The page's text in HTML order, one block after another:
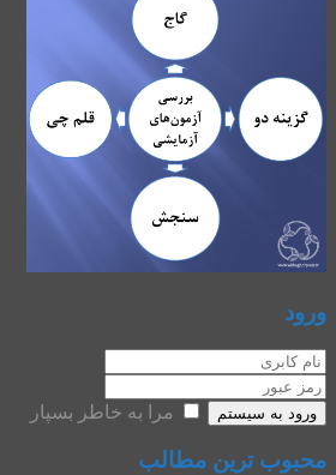
ورود
ورود به سیستم مرا به خاطر بسپار
محبوب ترین مطالب